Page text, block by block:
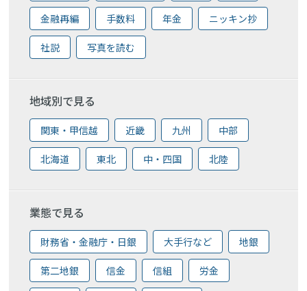
金融再編 手数料 年金 ニッキン抄
社説 写真を読む
地域別で見る
関東・甲信越 近畿 九州 中部
北海道 東北 中・四国 北陸
業態で見る
財務省・金融庁・日銀 大手行など 地銀
第二地銀 信金 信組 労金